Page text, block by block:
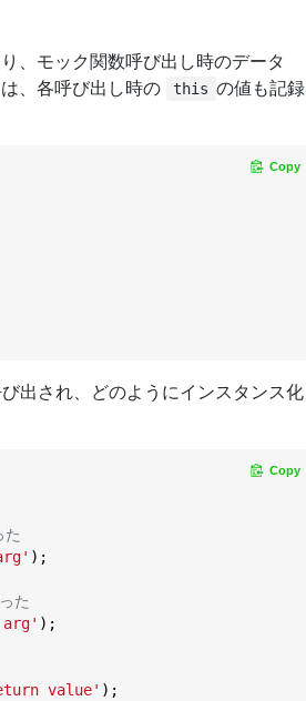
、モック関数呼び出し時のデータ
、各呼び出し時の this の値も記録
Copy
出され、どのようにインスタンス化
);
た
arg' );
value' );
Copy